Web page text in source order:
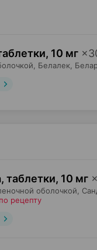
, 10 мг ×
Белалек ,
таблетки, 10 мг ×
оболочкой,
по рецепту